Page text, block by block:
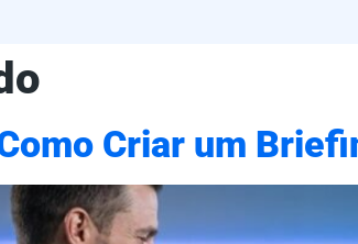
Criar um